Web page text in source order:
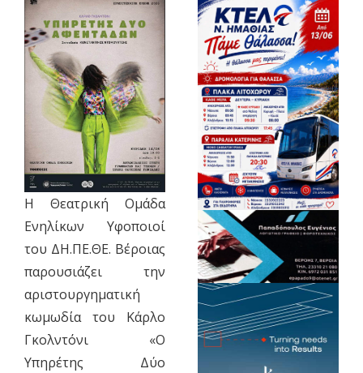
Η Θεατρική Ομάδα
Ενηλίκων Υφοποιοί
του ΔΗ.ΠΕ.ΘΕ. Βέροιας
παρουσιάζει την
αριστουργηματική
κωμωδία του Κάρλο
Γκολντόνι «Ο
Υπηρέτης Δύο